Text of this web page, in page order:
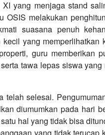
yang menjaga stand
melakukan
suasana penuh
yang memperlihatkan
guru memberikan
tawa lepas siswa
selesai.
diumumkan pada hari
hal yang tidak bisa